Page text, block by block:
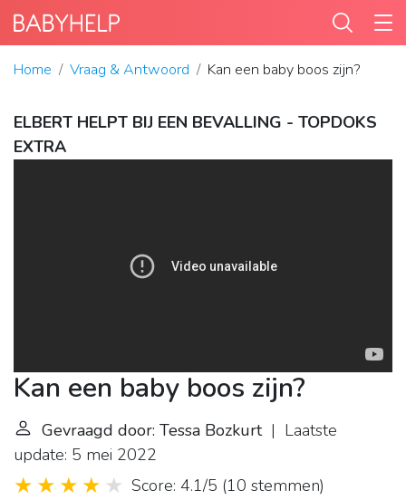
Home Vraag & Antwoord Kan een baby boos zijn?
ELBERT HELPT BIJ EEN BEVALLING - TOPDOKS
EXTRA
Kan een baby boos zijn?
Gevraagd door: Tessa Bozkurt| Laatste
update: 5 mei 2022
Score: 4.1/5 (10 stemmen)